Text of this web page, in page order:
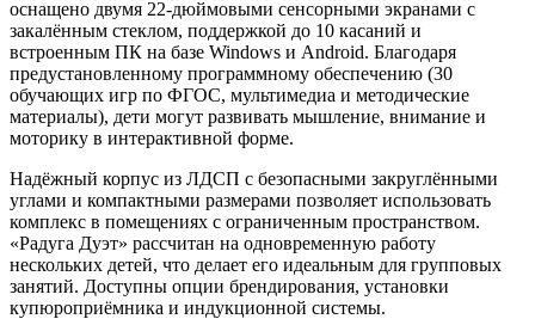
оснащено двумя 22-дюймовыми сенсорными экранами с
закалённым стеклом, поддержкой до 10 касаний и
встроенным ПК на базе Windows и Android. Благодаря
предустановленному программному обеспечению (30
обучающих игр по ФГОС, мультимедиа и методические
материалы), дети могут развивать мышление, внимание и
моторику в интерактивной форме.
Надёжный корпус из ЛДСП с безопасными закруглёнными
углами и компактными размерами позволяет использовать
комплекс в помещениях с ограниченным пространством.
«Радуга Дуэт» рассчитан на одновременную работу
нескольких детей, что делает его идеальным для групповых
занятий. Доступны опции брендирования, установки
купюроприёмника и индукционной системы.